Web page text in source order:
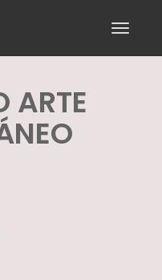
Toggle
ARTE